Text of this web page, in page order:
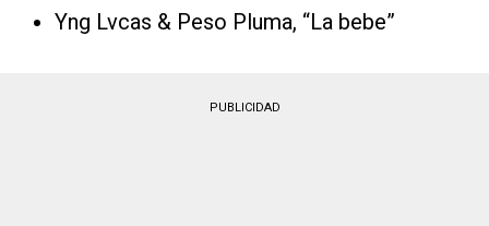
Yng Lvcas & Peso Pluma, “La bebe”
PUBLICIDAD